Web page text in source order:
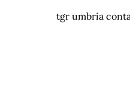
tgr umbria